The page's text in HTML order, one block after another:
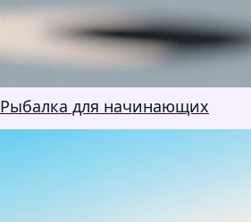
Рыбалка для начинающих